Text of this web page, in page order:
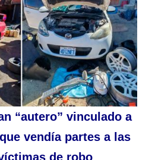
“autero” vinculado a
vendía partes a las
de robo